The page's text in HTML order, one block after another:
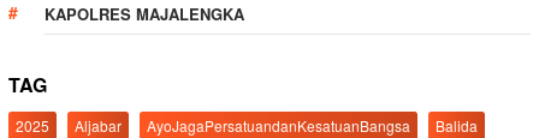
KAPOLRES MAJALENGKA
TAG
2025 Aljabar AyoJagaPersatuandanKesatuanBangsa Balida